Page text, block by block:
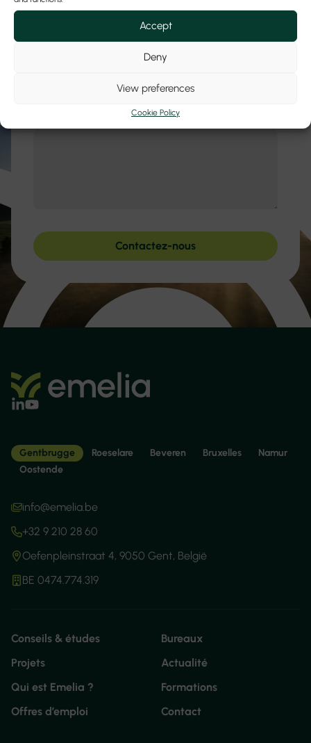
Accept
Deny
View preferences
Cookie Policy
Contactez-nous
Gentbrugge Roeselare Beveren Bruxelles
Namur
Oostende
info@emelia.be
+32 9 210 28 60
Oefenpleinstraat 4, 9050 Gent, België
BE 0474.774.319
Conseils & études
Bureaux
Projets
Actualité
Qui est Emelia ?
Formations
Offres d’emploi
Contact